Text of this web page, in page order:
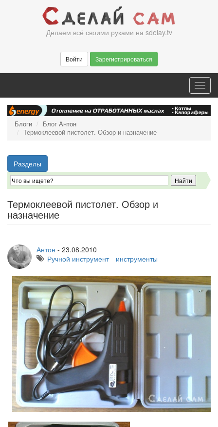
Делаем всё своими руками на sdelay.tv
Войти Зарегистрироваться
Блоги
Блог Антон
Термоклеевой пистолет. Обзор и назначение
Разделы
Термоклеевой пистолет. Обзор и
назначение
Антон - 23.08.2010
Ручной инструмент
инструменты